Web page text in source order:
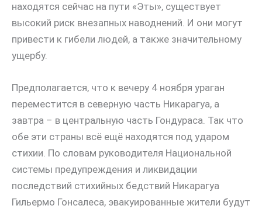
находятся сейчас на пути «Эты», существует
высокий риск внезапных наводнений. И они могут
привести к гибели людей, а также значительному
ущербу.
Предполагается, что к вечеру 4 ноября ураган
переместится в северную часть Никарагуа, а
завтра – в центральную часть Гондураса. Так что
обе эти страны всё ещё находятся под ударом
стихии. По словам руководителя Национальной
системы предупреждения и ликвидации
последствий стихийных бедствий Никарагуа
Гильермо Гонсалеса, эвакуированные жители будут